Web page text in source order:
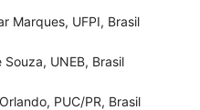
Marques, UFPI, Brasil
UNEB, Brasil
PUC/PR, Brasil